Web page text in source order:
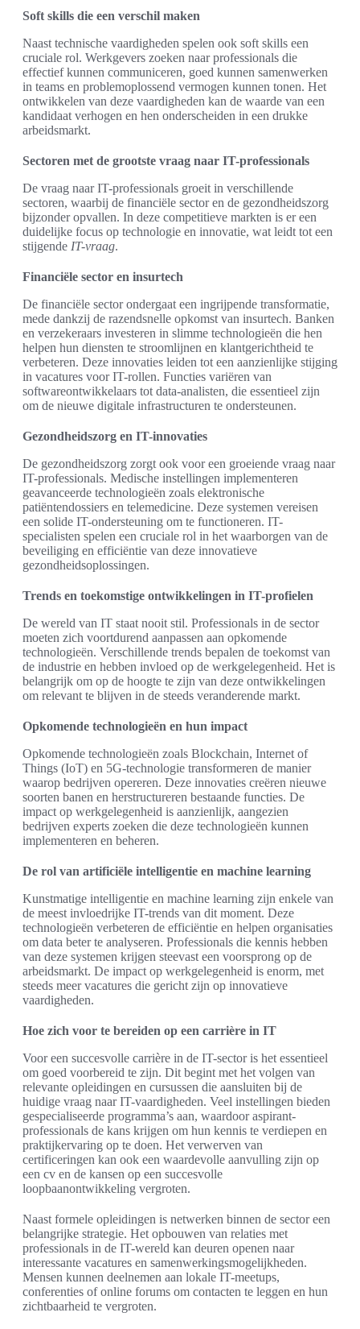
Soft skills die een verschil maken
Naast technische vaardigheden spelen ook soft skills een
cruciale rol. Werkgevers zoeken naar professionals die
effectief kunnen communiceren, goed kunnen samenwerken
in teams en problemoplossend vermogen kunnen tonen. Het
ontwikkelen van deze vaardigheden kan de waarde van een
kandidaat verhogen en hen onderscheiden in een drukke
arbeidsmarkt.
Sectoren met de grootste vraag naar IT-professionals
De vraag naar IT-professionals groeit in verschillende
sectoren, waarbij de financiële sector en de gezondheidszorg
bijzonder opvallen. In deze competitieve markten is er een
duidelijke focus op technologie en innovatie, wat leidt tot een
stijgende IT-vraag.
Financiële sector en insurtech
De financiële sector ondergaat een ingrijpende transformatie,
mede dankzij de razendsnelle opkomst van insurtech. Banken
en verzekeraars investeren in slimme technologieën die hen
helpen hun diensten te stroomlijnen en klantgerichtheid te
verbeteren. Deze innovaties leiden tot een aanzienlijke stijging
in vacatures voor IT-rollen. Functies variëren van
softwareontwikkelaars tot data-analisten, die essentieel zijn
om de nieuwe digitale infrastructuren te ondersteunen.
Gezondheidszorg en IT-innovaties
De gezondheidszorg zorgt ook voor een groeiende vraag naar
IT-professionals. Medische instellingen implementeren
geavanceerde technologieën zoals elektronische
patiëntendossiers en telemedicine. Deze systemen vereisen
een solide IT-ondersteuning om te functioneren. IT-
specialisten spelen een cruciale rol in het waarborgen van de
beveiliging en efficiëntie van deze innovatieve
gezondheidsoplossingen.
Trends en toekomstige ontwikkelingen in IT-profielen
De wereld van IT staat nooit stil. Professionals in de sector
moeten zich voortdurend aanpassen aan opkomende
technologieën. Verschillende trends bepalen de toekomst van
de industrie en hebben invloed op de werkgelegenheid. Het is
belangrijk om op de hoogte te zijn van deze ontwikkelingen
om relevant te blijven in de steeds veranderende markt.
Opkomende technologieën en hun impact
Opkomende technologieën zoals Blockchain, Internet of
Things (IoT) en 5G-technologie transformeren de manier
waarop bedrijven opereren. Deze innovaties creëren nieuwe
soorten banen en herstructureren bestaande functies. De
impact op werkgelegenheid is aanzienlijk, aangezien
bedrijven experts zoeken die deze technologieën kunnen
implementeren en beheren.
De rol van artificiële intelligentie en machine learning
Kunstmatige intelligentie en machine learning zijn enkele van
de meest invloedrijke IT-trends van dit moment. Deze
technologieën verbeteren de efficiëntie en helpen organisaties
om data beter te analyseren. Professionals die kennis hebben
van deze systemen krijgen steevast een voorsprong op de
arbeidsmarkt. De impact op werkgelegenheid is enorm, met
steeds meer vacatures die gericht zijn op innovatieve
vaardigheden.
Hoe zich voor te bereiden op een carrière in IT
Voor een succesvolle carrière in de IT-sector is het essentieel
om goed voorbereid te zijn. Dit begint met het volgen van
relevante opleidingen en cursussen die aansluiten bij de
huidige vraag naar IT-vaardigheden. Veel instellingen bieden
gespecialiseerde programma’s aan, waardoor aspirant-
professionals de kans krijgen om hun kennis te verdiepen en
praktijkervaring op te doen. Het verwerven van
certificeringen kan ook een waardevolle aanvulling zijn op
een cv en de kansen op een succesvolle
loopbaanontwikkeling vergroten.
Naast formele opleidingen is netwerken binnen de sector een
belangrijke strategie. Het opbouwen van relaties met
professionals in de IT-wereld kan deuren openen naar
interessante vacatures en samenwerkingsmogelijkheden.
Mensen kunnen deelnemen aan lokale IT-meetups,
conferenties of online forums om contacten te leggen en hun
zichtbaarheid te vergroten.